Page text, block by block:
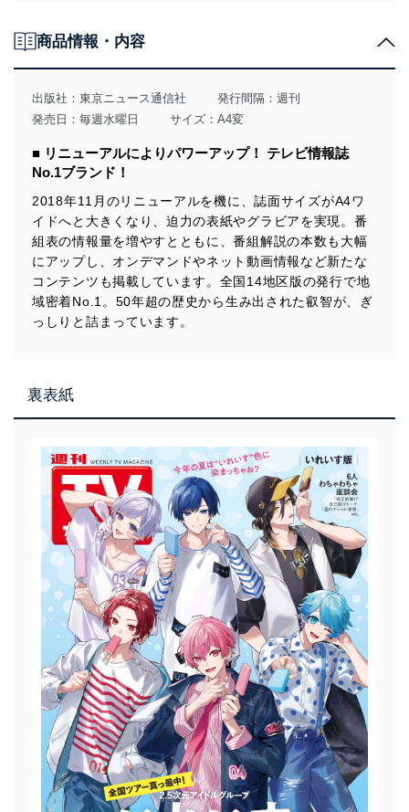
その他の規範を遵守します。また、当社の管理の仕組み
に、これらの法令及びその他の規範を常に適合させま
す。
当社は、個人情報の正確性及び安全性を確保するため
に、下記セキュリティ対策をはじめとする安全対策を実
施し、個人情報の漏えい、滅失またはき損の防止及び是
正に努めます。
アクセス制御
個人データを取り扱うことのできる機器及び当該
機器を取り扱う従業者を明確化し、 個人データへ
の不要なアクセスを防止しています。
個人データを取り扱う機器等のオペレーティング
システムを最新の状態に保持しています。
個人データを取り扱う機器等にセキュリティ対策
ソフトウェア等を導入し、自動更新 機能等の活用
により、これを最新状態としています。
情報システムの使用に伴う漏洩等の防止
メール等により個人データの含まれるファイルを
送信する場合に、当該ファイルへのパスワードを
設定しています。
個人情報保護マネジメントシステムの継続的改善
当社は、内部監査及びマネジメントレビューの機会を通
じて、個人情報保護マネジメントシステムを継続的に改
善し、常に最良の状態を維持します。
苦情及び相談受付け窓口
貴殿の個人情報及び当社の個人情報保護マネジメントシ
ステムに関するご相談及び苦情については以下までご連
商品情報・内容
出版社： 東京ニュース通信社
発行間隔：週刊
発売日：毎週水曜日
サイズ：A4変
■ リニューアルによりパワーアップ！ テレビ情報誌
No.1ブランド！
2018年11月のリニューアルを機に、誌面サイズがA4ワ
イドへと大きくなり、迫力の表紙やグラビアを実現。番
組表の情報量を増やすとともに、番組解説の本数も大幅
にアップし、オンデマンドやネット動画情報など新たな
コンテンツも掲載しています。全国14地区版の発行で地
域密着No.1。50年超の歴史から生み出された叡智が、ぎ
っしりと詰まっています。
裏表紙